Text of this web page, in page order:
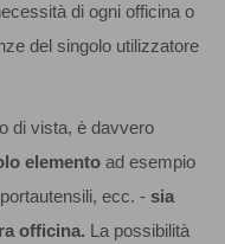
di ogni officina o
del singolo utilizzatore
di vista, è davvero
elemento ad esempio
ecc. - sia
officina. La possibilità